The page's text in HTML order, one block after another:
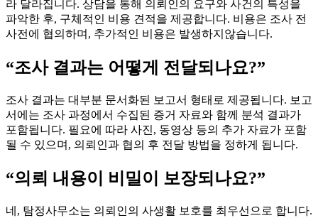
라 달라집니다. 상담을 통해 의뢰인의 요구와 사건의 특성을
파악한 후, 구체적인 비용 견적을 제공합니다. 비용은 조사 전
사전에 협의하며, 추가적인 비용은 발생하지않습니다.
“조사 결과는 어떻게 전달되나요?”
조사 결과는 대부분 문서화된 보고서 형태로 제공됩니다. 보고
서에는 조사 과정에서 수집된 증거 자료와 함께 분석 결과가
포함됩니다. 필요에 따라 사진, 동영상 등의 추가 자료가 포함
될 수 있으며, 의뢰인과 협의 후 전달 방법을 정하게 됩니다.
“의뢰 내용이 비밀이 보장되나요?”
네, 탐정사무소는 의뢰인의 사생활 보호를 최우선으로 합니다.